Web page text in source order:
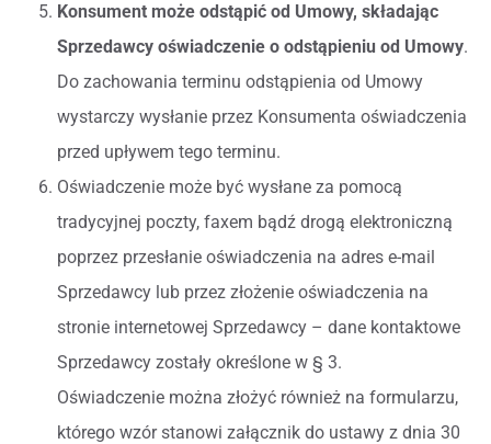
Konsument może odstąpić od Umowy, składając
Sprzedawcy oświadczenie o odstąpieniu od Umowy.
Do zachowania terminu odstąpienia od Umowy
wystarczy wysłanie przez Konsumenta oświadczenia
przed upływem tego terminu.
Oświadczenie może być wysłane za pomocą
tradycyjnej poczty, faxem bądź drogą elektroniczną
poprzez przesłanie oświadczenia na adres e-mail
Sprzedawcy lub przez złożenie oświadczenia na
stronie internetowej Sprzedawcy – dane kontaktowe
Sprzedawcy zostały określone w § 3.
Oświadczenie można złożyć również na formularzu,
którego wzór stanowi załącznik do ustawy z dnia 30